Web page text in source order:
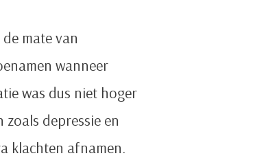
mate van
wanneer
was dus niet hoger
depressie en
klachten afnamen.